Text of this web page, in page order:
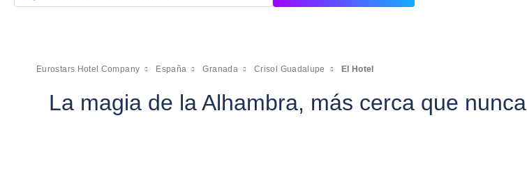
Eurostars Hotel Company España Granada Crisol Guadalupe El Hotel
La magia de la Alhambra, más cerca que nunca